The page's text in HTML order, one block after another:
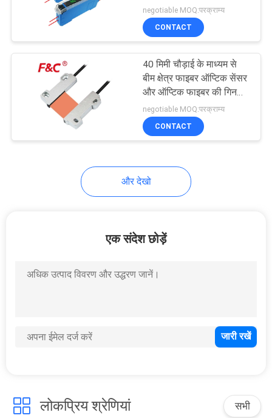
negotiable MOQ:परक्राम्य
CONTACT
40 मिमी चौड़ाई के माध्यम से
बीम क्षेत्र फाइबर ऑप्टिक सेंसर
और ऑप्टिक फाइबर की गिनती
के लिए गोलियां
negotiable MOQ:परक्राम्य
CONTACT
और देखो
एक संदेश छोड़ें
लोकप्रिय श्रेणियां सभी